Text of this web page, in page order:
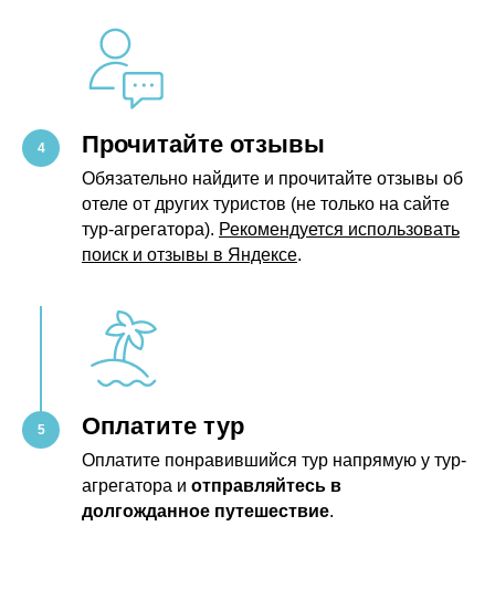
Прочитайте отзывы
Обязательно найдите и прочитайте отзывы об
отеле от других туристов (не только на сайте
тур-агрегатора). Рекомендуется использовать
поиск и отзывы в Яндексе.
Оплатите тур
Оплатите понравившийся тур напрямую у тур-
агрегатора и отправляйтесь в
долгожданное путешествие.